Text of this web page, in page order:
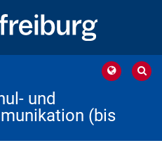
und
(bis